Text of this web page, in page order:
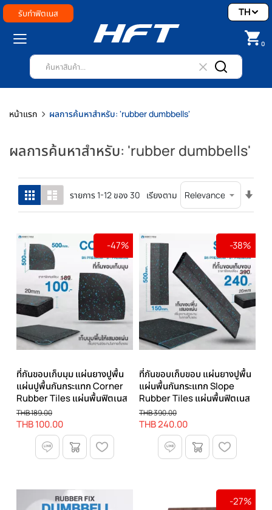
รับทำฟิตเนส
0
TH
หน้าแรก ผลการค้นหาสำหรับ: 'rubber dumbbells'
ผลการค้นหาสำหรับ: 'rubber dumbbells'
ตารางรายการรายการ1-12 ของ 30 เรียงตาม
จาก
ไป
-47%
ที่กันขอบเก็บมุม แผ่นยางปูพื้น
แผ่นปูพื้นกันกระแทก Corner
Rubber Tiles แผ่นพื้นฟิตเนส
THB 100.00
THB 189.00
-38%
ที่กันขอบเก็บขอบ แผ่นยางปูพื้น
แผ่นพื้นกันกระแทก Slope
Rubber Tiles แผ่นพื้นฟิตเนส
THB 240.00
THB 390.00
-27%